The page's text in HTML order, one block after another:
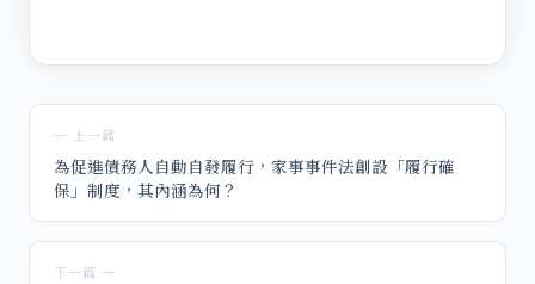
← 上一篇
為促進債務人自動自發履行，家事事件法創設「履行確
保」制度，其內涵為何？
下一篇 →